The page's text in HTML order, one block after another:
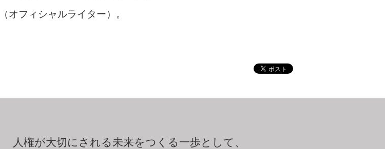
オフィシャルライター）。
人権が大切にされる未来をつくる一歩として、